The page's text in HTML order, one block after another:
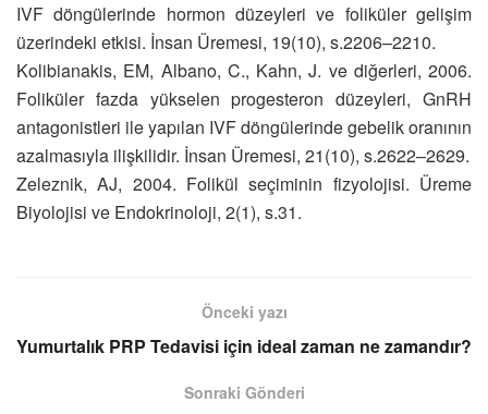
IVF döngülerinde hormon düzeyleri ve foliküler gelişim
üzerindeki etkisi. İnsan Üremesi, 19(10), s.2206–2210.
Kolibianakis, EM, Albano, C., Kahn, J. ve diğerleri, 2006.
Foliküler fazda yükselen progesteron düzeyleri, GnRH
antagonistleri ile yapılan IVF döngülerinde gebelik oranının
azalmasıyla ilişkilidir. İnsan Üremesi, 21(10), s.2622–2629.
Zeleznik, AJ, 2004. Folikül seçiminin fizyolojisi. Üreme
Biyolojisi ve Endokrinoloji, 2(1), s.31.
Önceki yazı
Yumurtalık PRP Tedavisi için ideal zaman ne zamandır?
Sonraki Gönderi